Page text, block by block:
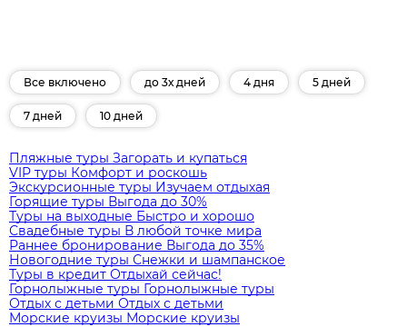
Все включено до 3х дней 4 дня 5 дней
7 дней 10 дней
Пляжные туры Загорать и купаться
VIP туры Комфорт и роскошь
Экскурсионные туры Изучаем отдыхая
Горящие туры Выгода до 30%
Туры на выходные Быстро и хорошо
Свадебные туры В любой точке мира
Раннее бронирование Выгода до 35%
Новогодние туры Снежки и шампанское
Туры в кредит Отдыхай сейчас!
Горнолыжные туры Горнолыжные туры
Отдых с детьми Отдых с детьми
Морские круизы Морские круизы